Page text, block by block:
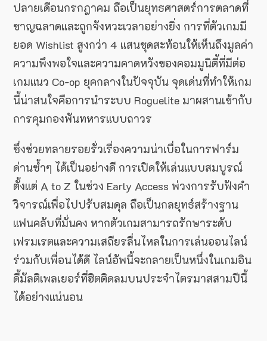
ปลายเดือนกรกฎาคม ถือเป็นยุทธศาสตร์การตลาดที่
ชาญฉลาดและถูกจังหวะเวลาอย่างยิ่ง การที่ตัวเกมมี
ยอด Wishlist สูงกว่า 4 แสนชุดสะท้อนให้เห็นถึงมูลค่า
ความพึงพอใจและความคาดหวังของคอมมูนิตี้ที่มีต่อ
เกมแนว Co-op ยุคกลางในปัจจุบัน จุดเด่นที่ทำให้เกม
นี้น่าสนใจคือการนำระบบ Roguelite มาผสานเข้ากับ
การคุมกองพันทหารแบบถาวร
ซึ่งช่วยทลายรอยรั่วเรื่องความน่าเบื่อในการฟาร์ม
ด่านซ้ำๆ ได้เป็นอย่างดี การเปิดให้เล่นแบบสมบูรณ์
ตั้งแต่ A to Z ในช่วง Early Access พ่วงการรับฟังคำ
วิจารณ์เพื่อไปปรับสมดุล ถือเป็นกลยุทธ์สร้างฐาน
แฟนคลับที่มั่นคง หากตัวเกมสามารถรักษาระดับ
เฟรมเรตและความเสถียรลื่นไหลในการเล่นออนไลน์
ร่วมกับเพื่อนได้ดี ไลน์อัพนี้จะกลายเป็นหนึ่งในเกมอิน
ดี้มัลติเพลเยอร์ที่ฮิตติดลมบนประจำไตรมาสสามปีนี้
ได้อย่างแน่นอน